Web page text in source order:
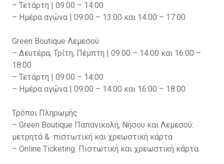
– Τετάρτη | 09:00 – 14:00
– Ημέρα αγώνα | 09:00 – 13:00 και 14:00 – 17:00
Green Boutique Λεμεσού
– Δευτέρα, Τρίτη, Πέμπτη | 09:00 – 14:00 και 16:00 –
18:00
– Τετάρτη | 09:00 – 14:00
– Ημέρα αγώνα | 09:00 – 14:00 και 16:00 – 18:00
Τρόποι Πληρωμής
– Green Boutique Παπανικολή, Νήσου και Λεμεσού:
μετρητά & πιστωτική και χρεωστική κάρτα
– Online Ticketing: Πιστωτική και χρεωστική κάρτα